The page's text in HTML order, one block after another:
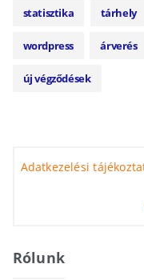
statisztika tárhely
wordpress árverés
új végződések
Adatkezelési
Rólunk